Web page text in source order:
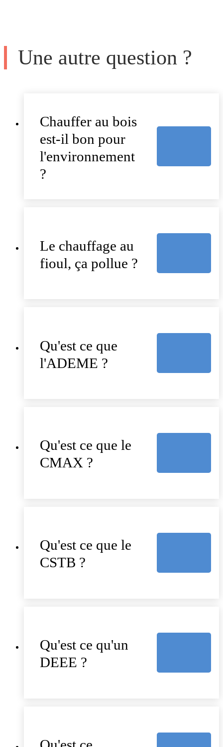
Une autre question ?
Chauffer au bois
est-il bon pour
l'environnement
?
Le chauffage au
fioul, ça pollue ?
Qu'est ce que
l'ADEME ?
Qu'est ce que le
CMAX ?
Qu'est ce que le
CSTB ?
Qu'est ce qu'un
DEEE ?